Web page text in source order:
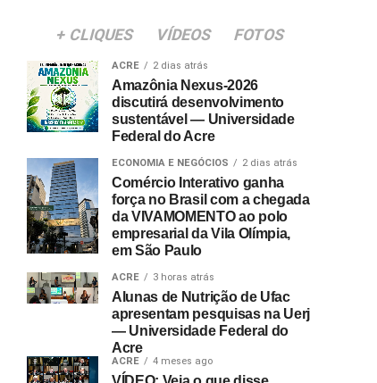
+ CLIQUES VÍDEOS FOTOS
ACRE 2 dias atrás
Amazônia Nexus-2026
discutirá desenvolvimento
sustentável — Universidade
Federal do Acre
ECONOMIA E NEGÓCIOS 2 dias atrás
Comércio Interativo ganha
força no Brasil com a chegada
da VIVAMOMENTO ao polo
empresarial da Vila Olímpia,
em São Paulo
ACRE 3 horas atrás
Alunas de Nutrição de Ufac
apresentam pesquisas na Uerj
— Universidade Federal do
Acre
ACRE 4 meses ago